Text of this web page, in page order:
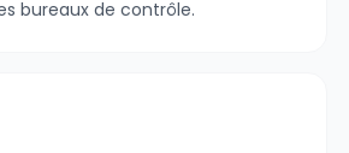
bureaux de contrôle.